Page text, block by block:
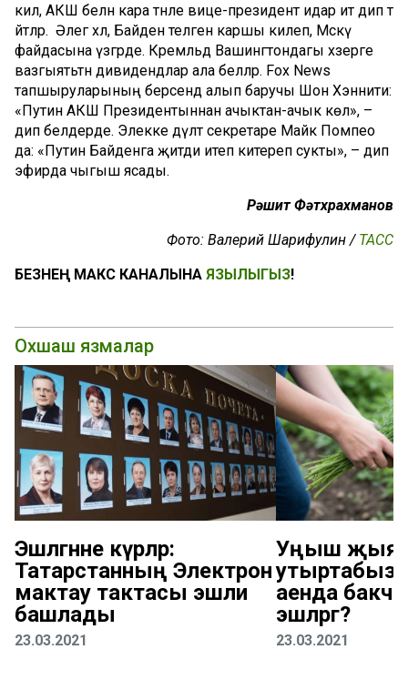
килә, АКШ белән кара тәнле вице-президент идарә итә дип тә
әйтәләр. Әлегә хәл, Байден теләгенә каршы килеп, Мәскәү
файдасына үзгәрде. Кремльдә Вашингтондагы хәзерге
вазгыятьтән дивидендлар ала беләләр. Fox News
тапшыруларының берсендә алып баручы Шон Хэннити:
«Путин АКШ Президентыннан ачыктан-ачык көлә», –
дип белдерде. Элекке дәүләт секретаре Майк Помпео
да: «Путин Байденга җитди итеп китереп сукты», – дип
эфирда чыгыш ясады.
Рәшит Фәтхрахманов
Фото: Валерий Шарифулин / ТАСС
БЕЗНЕҢ МАКС КАНАЛЫНА ЯЗЫЛЫГЫЗ!
Охшаш язмалар
Эшләгәнне күрәләр:
Татарстанның Электрон
мактау тактасы эшли
башлады
23.03.2021
Уңыш
утыртабыз:
аенда
эшләргә?
23.03.2021